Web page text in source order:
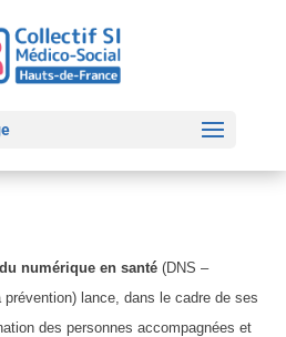
numérique en santé(DNS –
lance, dans le cadre de ses
des personnes accompagnées et